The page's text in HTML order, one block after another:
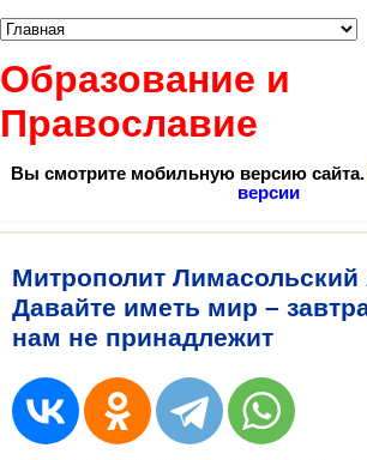
Образование и
Православие
Вы смотрите мобильную версию сайта.
версии
Митрополит
Давайте иметь мир –
нам не принадлежит